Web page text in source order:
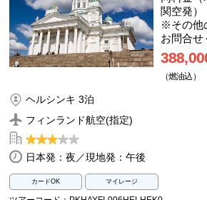
関空発）
※その他
お問合せ
（燃油込）
ヘルシンキ 3泊
フィンランド航空(指定)
日本発：夜／現地発：午後
カードOK マイレージ